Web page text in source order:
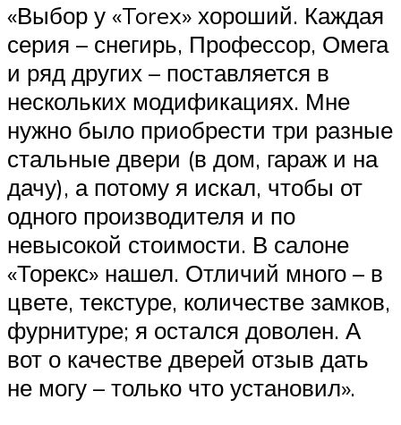
«Выбор у «Torex» хороший. Каждая
серия – снегирь, Профессор, Омега
и ряд других – поставляется в
нескольких модификациях. Мне
нужно было приобрести три разные
стальные двери (в дом, гараж и на
дачу), а потому я искал, чтобы от
одного производителя и по
невысокой стоимости. В салоне
«Торекс» нашел. Отличий много – в
цвете, текстуре, количестве замков,
фурнитуре; я остался доволен. А
вот о качестве дверей отзыв дать
не могу – только что установил».